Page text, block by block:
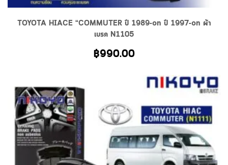
TOYOTA HIACE “COMMUTER ปี 1989-on ปี 1997-on ผ้า
เบรค N1105
฿990.00